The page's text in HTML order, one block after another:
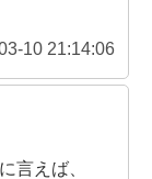
10 21:14:06
言えば、